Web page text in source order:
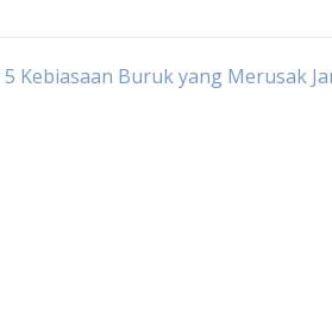
Kebiasaan Buruk yang Merusak